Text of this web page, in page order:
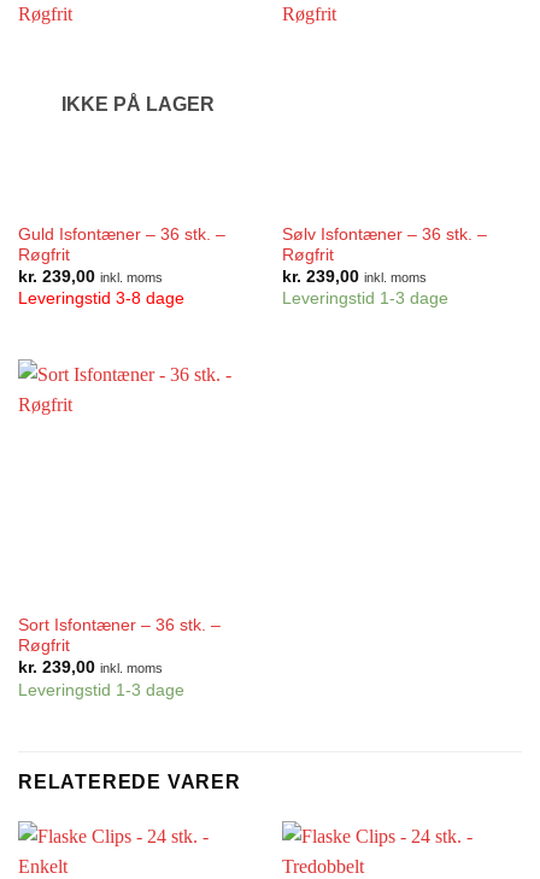
IKKE PÅ LAGER
Guld Isfontæner – 36 stk. –
Røgfrit
kr. 239,00 inkl. moms
Leveringstid 3-8 dage
Sølv Isfontæner – 36 stk. –
Røgfrit
kr. 239,00 inkl. moms
Leveringstid 1-3 dage
Sort Isfontæner – 36 stk. –
Røgfrit
kr. 239,00 inkl. moms
Leveringstid 1-3 dage
RELATEREDE VARER